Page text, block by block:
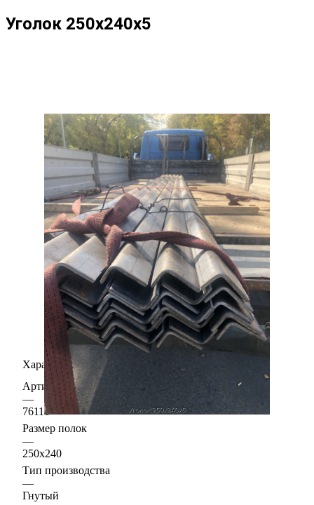
Уголок 250х240х5
Характеристики
Артикул
—
76116
Размер полок
—
250х240
Тип производства
—
Гнутый